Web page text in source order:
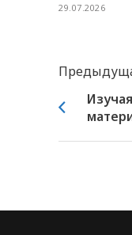
29.07.2026
Изучая